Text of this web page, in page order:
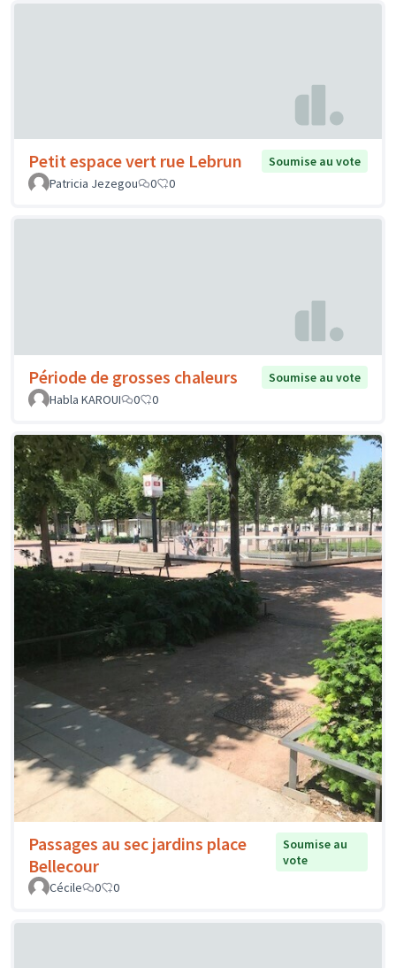
Petit espace vert rue Lebrun
Soumise au vote
Patricia Jezegou
0 0
Période de grosses chaleurs
Soumise au vote
Habla KAROUI
0 0
Passages au sec jardins place
Bellecour
Soumise au
vote
Cécile
0 0